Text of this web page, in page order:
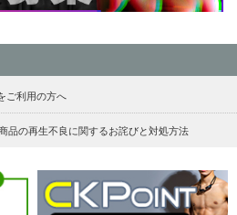
ご利用の方へ
品の再生不良に関するお詫びと対処方法